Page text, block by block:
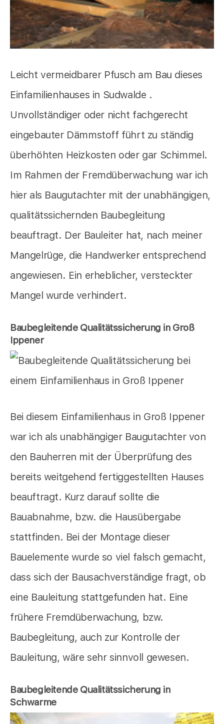
Leicht vermeidbarer Pfusch am Bau dieses
Einfamilienhauses in Sudwalde .
Unvollständiger oder nicht fachgerecht
eingebauter Dämmstoff führt zu ständig
überhöhten Heizkosten oder gar Schimmel.
Im Rahmen der Fremdüberwachung war ich
hier als Baugutachter mit der unabhängigen,
qualitätssichernden Baubegleitung
beauftragt. Der Bauleiter hat, nach meiner
Mangelrüge, die Handwerker entsprechend
angewiesen. Ein erheblicher, versteckter
Mangel wurde verhindert.
Baubegleitende Qualitätssicherung in Groß
Ippener
Bei diesem Einfamilienhaus in Groß Ippener
war ich als unabhängiger Baugutachter von
den Bauherren mit der Überprüfung des
bereits weitgehend fertiggestellten Hauses
beauftragt. Kurz darauf sollte die
Bauabnahme, bzw. die Hausübergabe
stattfinden. Bei der Montage dieser
Bauelemente wurde so viel falsch gemacht,
dass sich der Bausachverständige fragt, ob
eine Bauleitung stattgefunden hat. Eine
frühere Fremdüberwachung, bzw.
Baubegleitung, auch zur Kontrolle der
Bauleitung, wäre sehr sinnvoll gewesen.
Baubegleitende Qualitätssicherung in
Schwarme